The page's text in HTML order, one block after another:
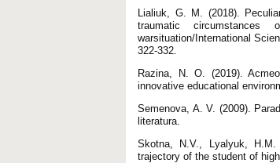
Lіalіuk, G. M. (2018).
traumatic
warsituation/International
322-332.
Razina, N. O. (2019).
innovative educational
Semenova, A. V. (2009).
literatura.
Skotna, N.V., Lyalyuk, H.M.
trajectory of the student of